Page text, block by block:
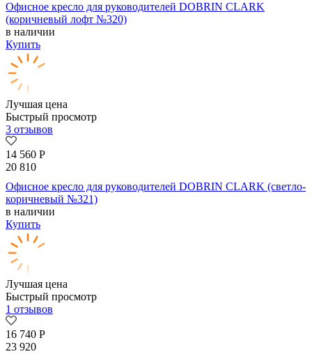
Офисное кресло для руководителей DOBRIN CLARK
(коричневый лофт №320)
в наличии
Купить
Лучшая цена
Быстрый просмотр
3 отзывов
14 560 Р
20 810
Офисное кресло для руководителей DOBRIN CLARK (светло-
коричневый №321)
в наличии
Купить
Лучшая цена
Быстрый просмотр
1 отзывов
16 740 Р
23 920